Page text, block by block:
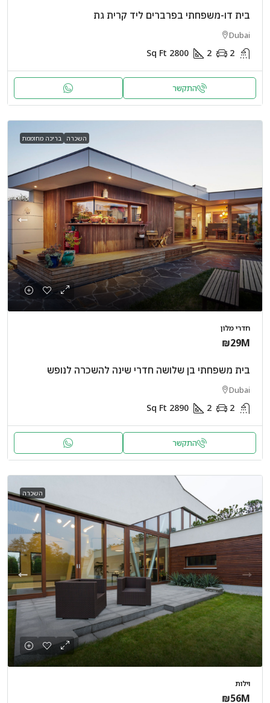
בית דו-משפחתי בפרברים ליד קרית גת
Dubai
2
2
2800
Sq Ft
התקשר
השכרה בריכה מחוממת
חדרי מלון
₪29M
בית משפחתי בן שלושה חדרי שינה להשכרה לנופש
Dubai
2
2
2890
Sq Ft
התקשר
השכרה
וילות
₪56M